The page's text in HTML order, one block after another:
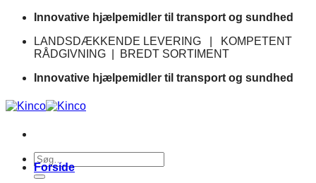
Fortsæt
indhold
Innovative hjælpemidler til transport og sundhed
LANDSDÆKKENDE LEVERING | KOMPETENT
RÅDGIVNING | BREDT SORTIMENT
Innovative hjælpemidler til transport og sundhed
Søg
efter:
Forside